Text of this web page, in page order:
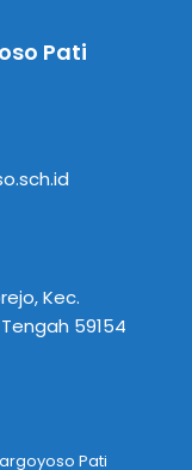
Pati
Kec.
59154
Pati